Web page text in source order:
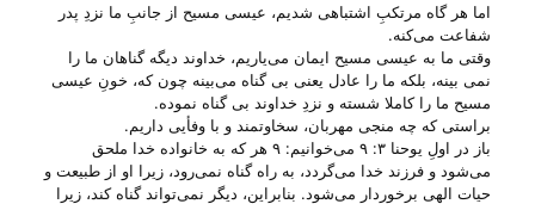
اما هر گاه مرتکبِ اشتباهی شدیم، عیسی مسیح از جانبِ ما نزدِ پدر
شفاعت می‌‌کنه.
وقتی ما به عیسی مسیح ایمان می‌‌یاریم، خداوند دیگه گناهان ما را
نمی بینه، بلکه ما را عادل یعنی بی‌ گناه می‌‌بینه چون که، خونِ عیسی
مسیح ما را کاملا شسته و نزدِ خداوند بی‌ گناه نموده.
براستی که چه منجی مهربان، سخاوتمند و با وفأیی داریم.
باز در اولِ یوحنا ۳: ۹ می‌‌خوانیم: ۹ هر که به خانواده خدا ملحق
می‌شود و فرزند خدا می‌گردد، به راه گناه نمی‌رود، زیرا او از طبیعت و
حیات الهی برخوردار می‌شود. بنابراین، دیگر نمی‌تواند گناه کند، زیرا